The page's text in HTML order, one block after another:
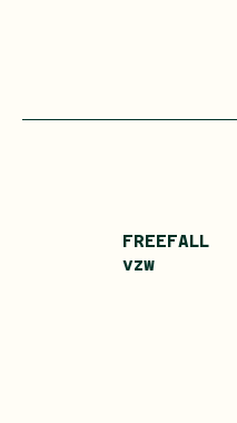
FREEFALL
vzw